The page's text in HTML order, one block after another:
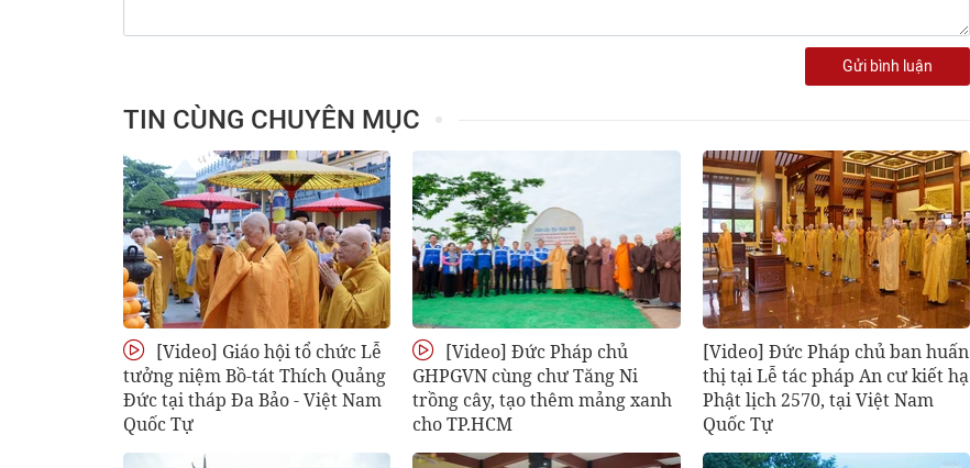
Gửi bình luận
TIN CÙNG CHUYÊN MỤC
[Video] Giáo hội tổ chức Lễ
tưởng niệm Bồ-tát Thích Quảng
Đức tại tháp Đa Bảo - Việt Nam
Quốc Tự
[Video] Đức Pháp chủ
GHPGVN cùng chư Tăng Ni
trồng cây, tạo thêm mảng xanh
cho TP.HCM
[Video] Đức Pháp chủ ban huấn
thị tại Lễ tác pháp An cư kiết hạ
Phật lịch 2570, tại Việt Nam
Quốc Tự